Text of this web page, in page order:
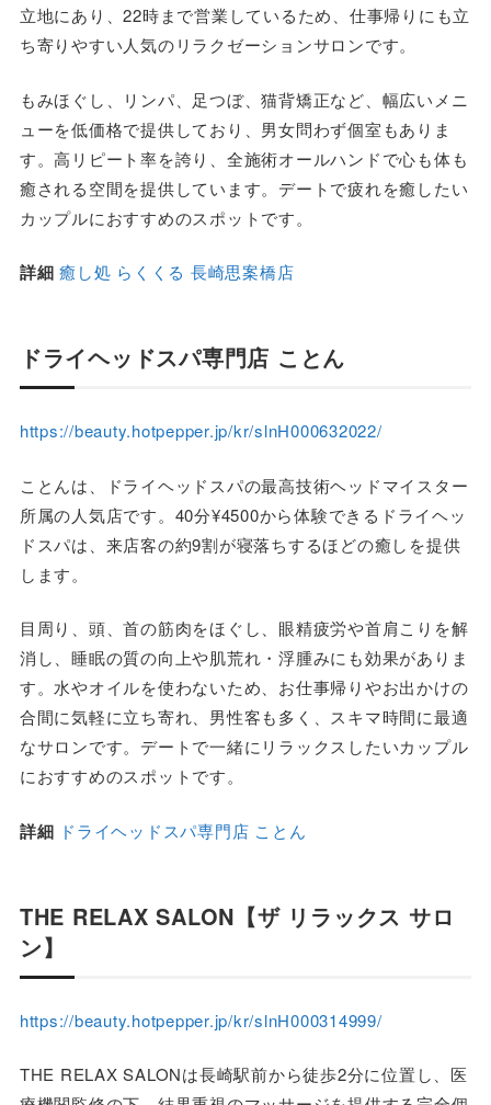
立地にあり、22時まで営業しているため、仕事帰りにも立
ち寄りやすい人気のリラクゼーションサロンです。
もみほぐし、リンパ、足つぼ、猫背矯正など、幅広いメニ
ューを低価格で提供しており、男女問わず個室もありま
す。高リピート率を誇り、全施術オールハンドで心も体も
癒される空間を提供しています。デートで疲れを癒したい
カップルにおすすめのスポットです。
詳細 癒し処 らくくる 長崎思案橋店
ドライヘッドスパ専門店 ことん
https://beauty.hotpepper.jp/kr/slnH000632022/
ことんは、ドライヘッドスパの最高技術ヘッドマイスター
所属の人気店です。40分¥4500から体験できるドライヘッ
ドスパは、来店客の約9割が寝落ちするほどの癒しを提供
します。
目周り、頭、首の筋肉をほぐし、眼精疲労や首肩こりを解
消し、睡眠の質の向上や肌荒れ・浮腫みにも効果がありま
す。水やオイルを使わないため、お仕事帰りやお出かけの
合間に気軽に立ち寄れ、男性客も多く、スキマ時間に最適
なサロンです。デートで一緒にリラックスしたいカップル
におすすめのスポットです。
詳細 ドライヘッドスパ専門店 ことん
THE RELAX SALON【ザ リラックス サロ
ン】
https://beauty.hotpepper.jp/kr/slnH000314999/
THE RELAX SALONは長崎駅前から徒歩2分に位置し、医